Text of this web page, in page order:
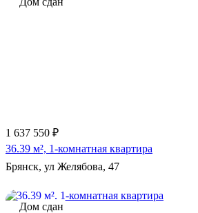
1 637 550 ₽
36.39 м², 1-комнатная квартира
Брянск, ул Желябова, 47
Дом сдан